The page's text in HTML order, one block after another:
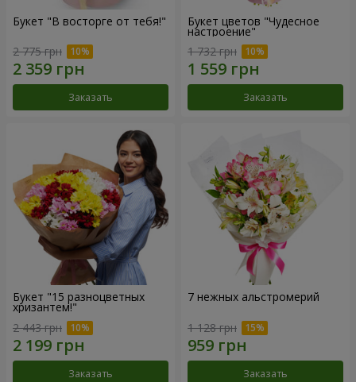
Букет "В восторге от тебя!"
2 775 грн
Заказать
Букет цветов "Чудесное
настроение"
1 732 грн
Заказать
Букет "15 разноцветных
хризантем!"
2 443 грн
Заказать
7 нежных альстромерий
1 128 грн
Заказать